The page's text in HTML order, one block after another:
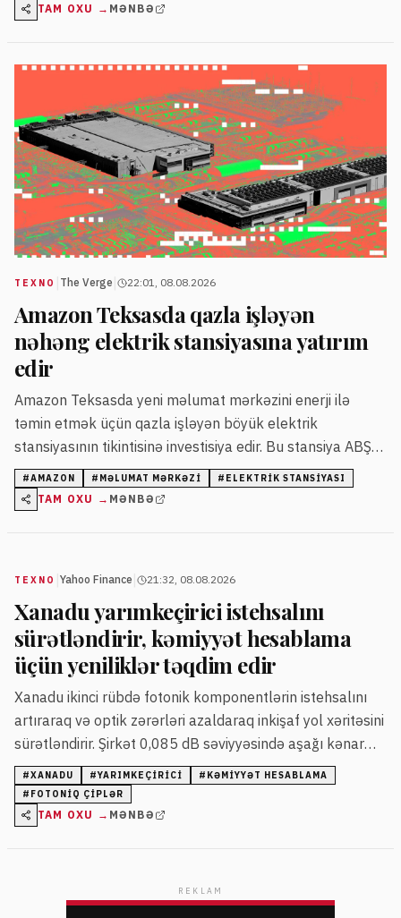
TAM OXU → MƏNBƏ
TEXNO The Verge 22:01, 08.08.2026
Amazon Teksasda qazla işləyən
nəhəng elektrik stansiyasına yatırım
edir
Amazon Teksasda yeni məlumat mərkəzini enerji ilə
təmin etmək üçün qazla işləyən böyük elektrik
stansiyasının tikintisinə investisiya edir. Bu stansiya ABŞ-
da ən çox istixana qazı buraxanların arasında ola bilər.
#AMAZON # MƏLUMAT MƏRKƏZI # ELEKTRIK STANSIYASI
TAM OXU → MƏNBƏ
TEXNO Yahoo Finance 21:32, 08.08.2026
Xanadu yarımkeçirici istehsalını
sürətləndirir, kəmiyyət hesablama
üçün yeniliklər təqdim edir
Xanadu ikinci rübdə fotonik komponentlərin istehsalını
artıraraq və optik zərərləri azaldaraq inkişaf yol xəritəsini
sürətləndirir. Şirkət 0,085 dB səviyyəsində aşağı kənar
birləşmə itkisinə nail olub və fabrikdən çıxış dövrünü
qısaldır.
#XANADU #YARIMKEÇIRICI # KƏMIYYƏT HESABLAMA
# FOTONIQ ÇIPLƏR
TAM OXU → MƏNBƏ
REKLAM